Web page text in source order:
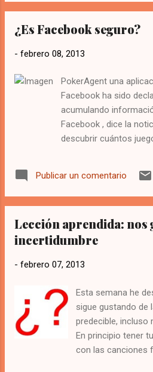
¿Es Facebook seguro?
- febrero 08, 2013
PokerAgent una
Facebook ha sido
acumulando
Facebook , dice la
descubrir cuántos
perfil de Facebook
aplicaciones a la que
juegos más
ve en un tema de
escrito mensajes en
para no exponer datos
Seguro? En principio
menos 100% fiable.
Bolsa de Valores con
mucho más de la
Publicar un comentario
Lección aprendida: nos
incertidumbre
- febrero 07, 2013
Esta semana he
sigue gustando de
predecible, incluso
En principio tener
con las canciones